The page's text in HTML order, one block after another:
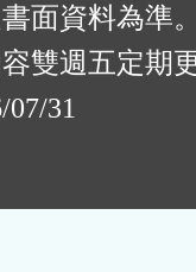
面資料為準。
雙週五定期
07/31